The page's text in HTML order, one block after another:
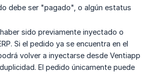
debe ser "pagado", o algún estatus
sido previamente inyectado o
Si el pedido ya se encuentra en el
volver a inyectarse desde Ventiapp
El pedido únicamente puede